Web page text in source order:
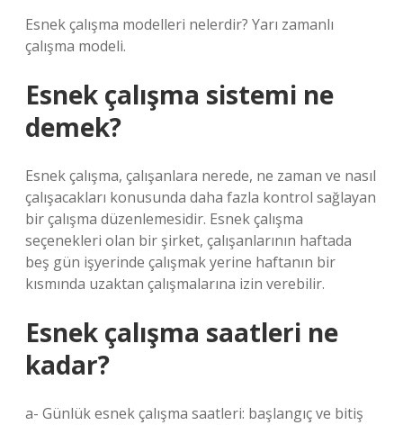
Esnek çalışma modelleri nelerdir? Yarı zamanlı
çalışma modeli.
Esnek çalışma sistemi ne
demek?
Esnek çalışma, çalışanlara nerede, ne zaman ve nasıl
çalışacakları konusunda daha fazla kontrol sağlayan
bir çalışma düzenlemesidir. Esnek çalışma
seçenekleri olan bir şirket, çalışanlarının haftada
beş gün işyerinde çalışmak yerine haftanın bir
kısmında uzaktan çalışmalarına izin verebilir.
Esnek çalışma saatleri ne
kadar?
a- Günlük esnek çalışma saatleri: başlangıç ​​ve bitiş